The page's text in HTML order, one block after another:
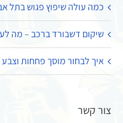
כמה עולה שיפוץ פגוש בתל
שיקום דשבורד ברכב – מה
איך לבחור מוסך פחחות
צור קשר